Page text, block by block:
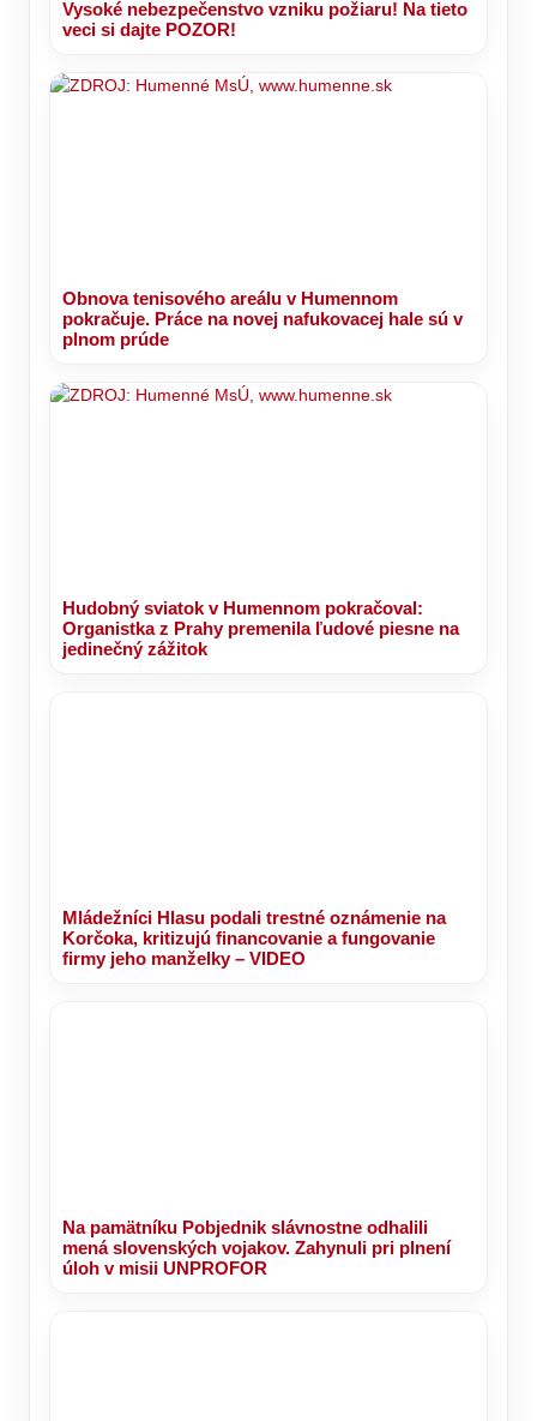
Vysoké nebezpečenstvo vzniku požiaru! Na tieto
veci si dajte POZOR!
Obnova tenisového areálu v Humennom
pokračuje. Práce na novej nafukovacej hale sú v
plnom prúde
Hudobný sviatok v Humennom pokračoval:
Organistka z Prahy premenila ľudové piesne na
jedinečný zážitok
Mládežníci Hlasu podali trestné oznámenie na
Korčoka, kritizujú financovanie a fungovanie
firmy jeho manželky – VIDEO
Na pamätníku Pobjednik slávnostne odhalili
mená slovenských vojakov. Zahynuli pri plnení
úloh v misii UNPROFOR